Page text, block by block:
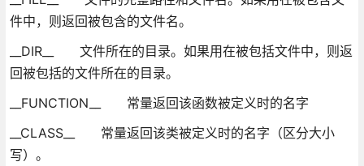
件中，则返回被包含的文件名。
__DIR__ 文件所在的目录。如果用在被包括文件中，则返
回被包括的文件所在的目录。
__FUNCTION__ 常量返回该函数被定义时的名字
__CLASS__ 常量返回该类被定义时的名字（区分大小
写）。